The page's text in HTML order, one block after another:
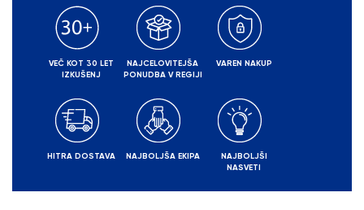
VEČ KOT 30 LET
IZKUŠENJ
NAJCELOVITEJŠA
PONUDBA V REGIJI
VAREN NAKUP
HITRA DOSTAVA NAJBOLJŠA EKIPA
NAJBOLJŠI
NASVETI